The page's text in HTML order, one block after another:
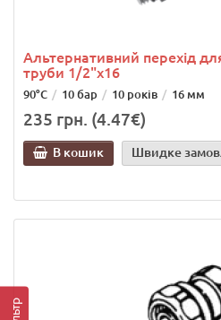
Альтернативний перехід
труби 1/2"х16
90°C 10 бар 10 років 16 мм
235 грн. (4.47€)
В кошик Швидке